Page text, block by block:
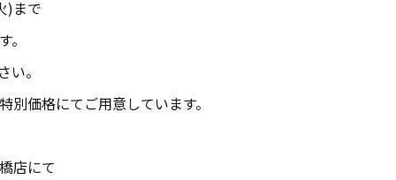
)まで
。
価格にてご用意しています。
店にて